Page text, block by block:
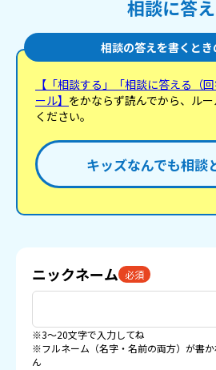
相談に答
相談の答えを書くと
【「相談する」「相談に答える（
ール】 をかならず読んでから、ル
ください。
キッズなんでも相談
ニックネーム 必須
※3〜20文字で入力してね
※フルネーム（名字・名前の両方）が書
ん